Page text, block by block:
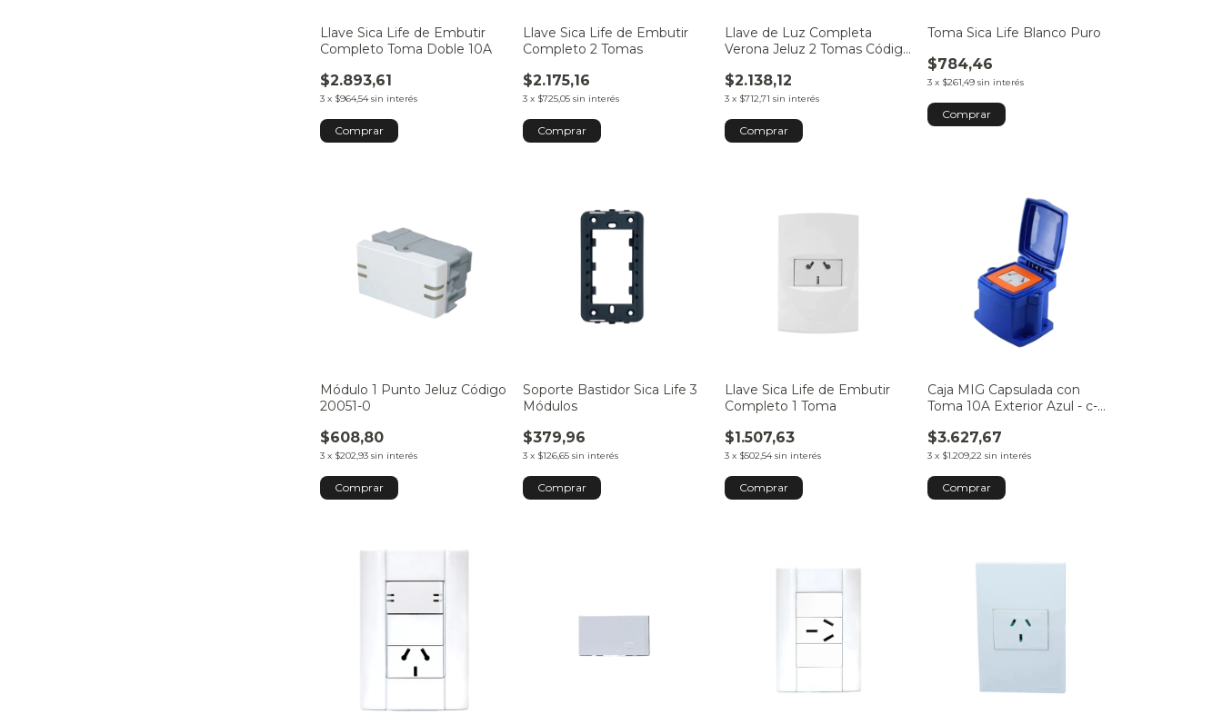
Llave Sica Life de Embutir
Completo Toma Doble 10A
$2.893,61
3 x $964,54 sin interés
Llave Sica Life de Embutir
Completo 2 Tomas
$2.175,16
3 x $725,05 sin interés
Llave de Luz Completa
Verona Jeluz 2 Tomas Código
$2.138,12
3 x $712,71 sin interés
Toma Sica Life Blanco Puro
$784,46
3 x $261,49 sin interés
Módulo 1 Punto Jeluz Código
20051-0
$608,80
3 x $202,93 sin interés
Soporte Bastidor Sica Life 3
Módulos
$379,96
3 x $126,65 sin interés
Llave Sica Life de Embutir
Completo 1 Toma
$1.507,63
3 x $502,54 sin interés
Caja MIG Capsulada con
Toma 10A Exterior Azul - c-
$3.627,67
3 x $1.209,22 sin interés